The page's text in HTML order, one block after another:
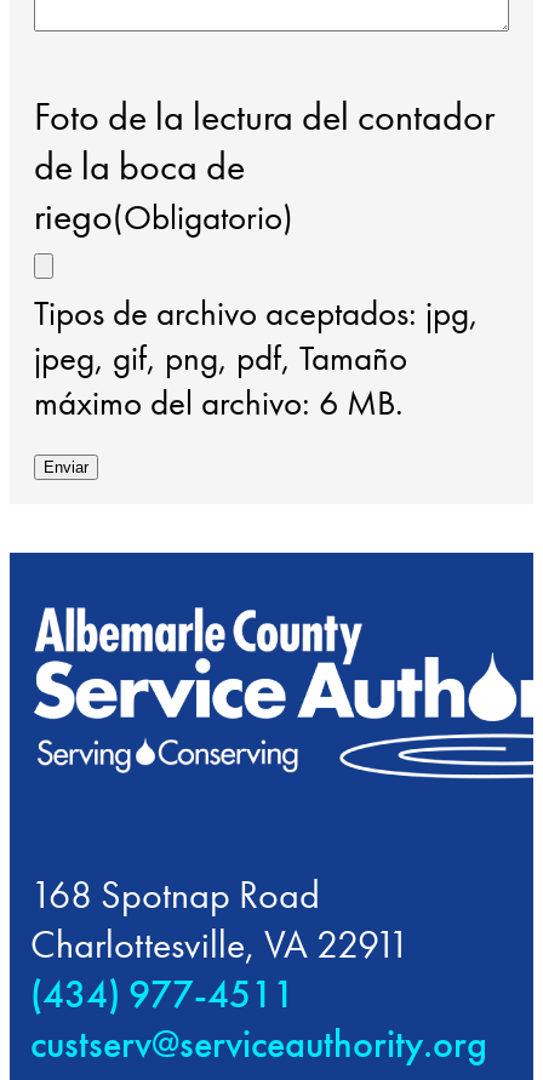
Foto de la lectura del contador
de la boca de
riego(Obligatorio)
Tipos de archivo aceptados: jpg,
jpeg, gif, png, pdf, Tamaño
máximo del archivo: 6 MB.
Enviar
168 Spotnap Road
Charlottesville, VA 22911
(434) 977-4511
custserv@serviceauthority.org